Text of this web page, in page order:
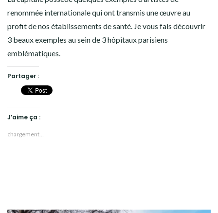
renommée internationale qui ont transmis une œuvre au
profit de nos établissements de santé. Je vous fais découvrir
3 beaux exemples au sein de 3 hôpitaux parisiens
emblématiques.
Partager :
J’aime ça :
chargement…